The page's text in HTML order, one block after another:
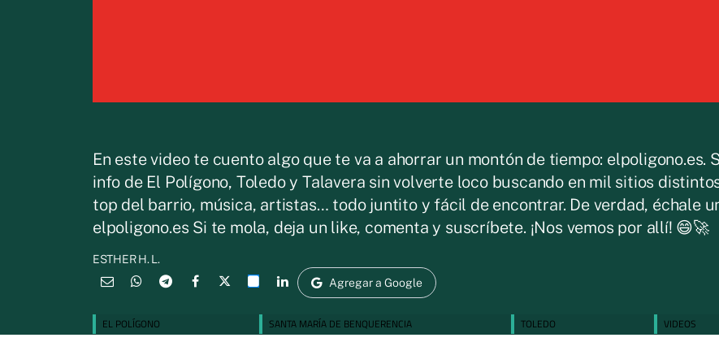
En este video te cuento algo que te va a ahorrar un montón de tiempo: elpoligono.es.
info de El Polígono, Toledo y Talavera sin volverte loco buscando en mil sitios
top del barrio, música, artistas… todo juntito y fácil de encontrar. De verdad, échale
elpoligono.es Si te mola, deja un like, comenta y suscríbete. ¡Nos vemos por allí! 😄🚀
ESTHER H. L.
Agregar a Google
EL POLÍGONO SANTA MARÍA DE BENQUERENCIA TOLEDO VIDEOS